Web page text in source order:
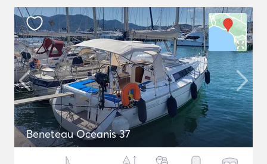
Beneteau Oceanis 37